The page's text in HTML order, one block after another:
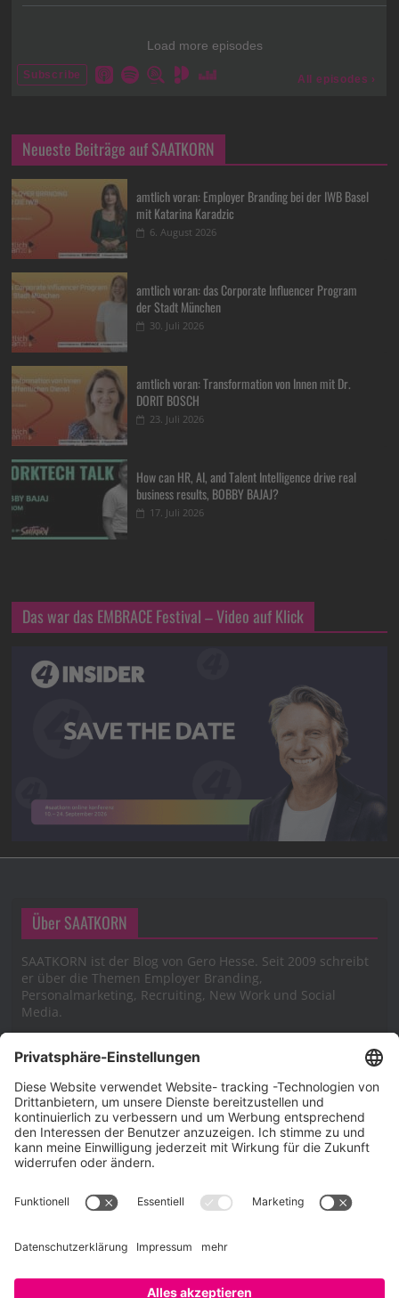
Neueste Beiträge auf SAATKORN
amtlich voran: Employer Branding bei der IWB Basel
mit Katarina Karadzic
6. August 2026
amtlich voran: das Corporate Influencer Program
der Stadt München
30. Juli 2026
amtlich voran: Transformation von Innen mit Dr.
DORIT BOSCH
23. Juli 2026
How can HR, AI, and Talent Intelligence drive real
business results, BOBBY BAJAJ?
17. Juli 2026
Das war das EMBRACE Festival – Video auf Klick
Über SAATKORN
SAATKORN ist der Blog von Gero Hesse. Seit 2009 schreibt
er über die Themen Employer Branding,
Personalmarketing, Recruiting, New Work und Social
Media.
Impressum
Impressum
Cookie-Richtlinie (EU)